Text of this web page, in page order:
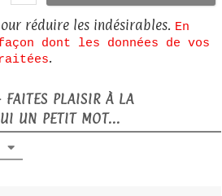
réduire les indésirables. En
dont les données de vos
.
FAITES PLAISIR À LA
UN PETIT MOT...